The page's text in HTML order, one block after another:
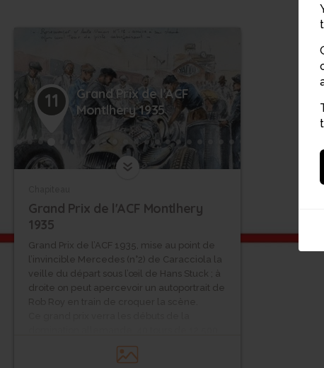
11
Grand Prix de l'ACF
Montlhery 1935
Grand Prix de l'ACF Montlhery
1935
Grand Prix de l’ACF 1935, mise au point de
l’invincible Mercedes (n°2) de Caracciola la
veille du départ sous l’œil de Hans Stuck ; à
droite on peut apercevoir un autoportrait de
Rob Roy en train de croquer la scène.
km en Formule Internationale, a parcourir
sue le circuit routier, mais la commission